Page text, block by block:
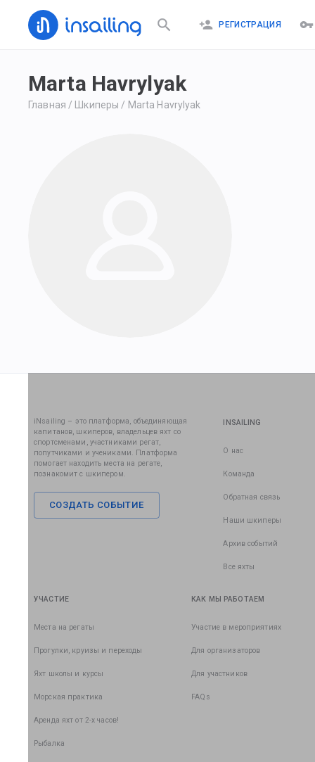
РЕГИСТРАЦИЯ
Marta Havrylyak
Главная / Шкиперы / Marta Havrylyak
iNsailing – это платформа, объединяющая
капитанов, шкиперов, владельцев яхт со
спортсменами, участниками регат,
попутчиками и учениками. Платформа
помогает находить места на регате,
познакомит с шкипером.
СОЗДАТЬ СОБЫТИЕ
INSAILING
О нас
Команда
Обратная связь
Наши шкиперы
Архив событий
Все яхты
УЧАСТИЕ
Места на регаты
Прогулки, круизы и переходы
Яхт школы и курсы
Морская практика
Аренда яхт от 2-х часов!
Рыбалка
КАК МЫ РАБОТАЕМ
Участие в мероприятиях
Для организаторов
Для участников
FAQs